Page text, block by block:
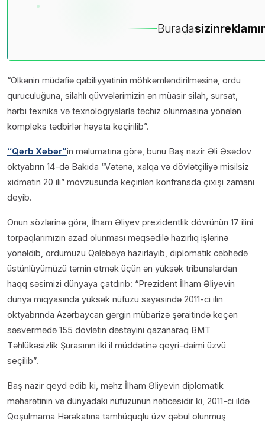
Buradasizin
“Ölkənin müdafiə qabiliyyətinin möhkəmləndirilməsinə, ordu
quruculuğuna, silahlı qüvvələrimizin ən müasir silah, sursat,
hərbi texnika və texnologiyalarla təchiz olunmasına yönələn
kompleks tədbirlər həyata keçirilib”.
“Qərb Xəbər”in məlumatına görə, bunu Baş nazir Əli Əsədov
oktyabrın 14-də Bakıda “Vətənə, xalqa və dövlətçiliyə misilsiz
xidmətin 20 ili” mövzusunda keçirilən konfransda çıxışı zamanı
deyib.
Onun sözlərinə görə, İlham Əliyev prezidentlik dövrünün 17 ilini
torpaqlarımızın azad olunması məqsədilə hazırlıq işlərinə
yönəldib, ordumuzu Qələbəyə hazırlayıb, diplomatik cəbhədə
üstünlüyümüzü təmin etmək üçün ən yüksək tribunalardan
haqq səsimizi dünyaya çatdırıb: “Prezident İlham Əliyevin
dünya miqyasında yüksək nüfuzu sayəsində 2011-ci ilin
oktyabrında Azərbaycan gərgin mübarizə şəraitində keçən
səsvermədə 155 dövlətin dəstəyini qazanaraq BMT
Təhlükəsizlik Şurasının iki il müddətinə qeyri-daimi üzvü
seçilib”.
Baş nazir qeyd edib ki, məhz İlham Əliyevin diplomatik
məharətinin və dünyadakı nüfuzunun nəticəsidir ki, 2011-ci ildə
Qoşulmama Hərəkatına tamhüquqlu üzv qəbul olunmuş